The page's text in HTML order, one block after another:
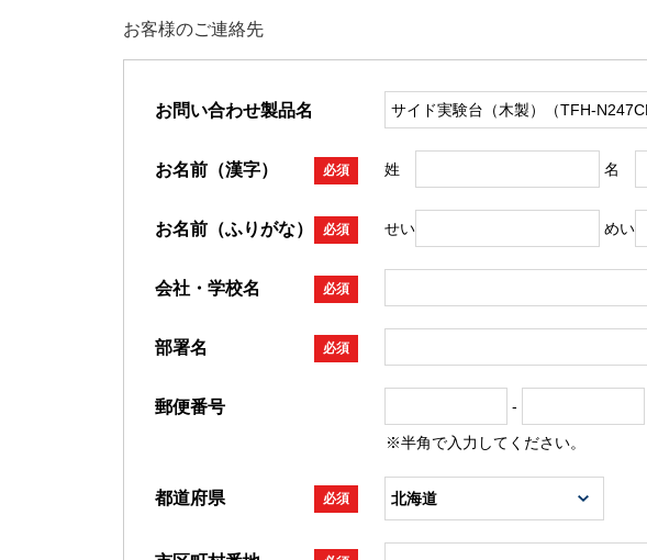
お客様のご連絡先
お問い合わせ製品名
お名前（漢字） 必須 姓 名
お名前（ふりがな） 必須 せい めい
会社・学校名 必須
部署名 必須
郵便番号 -
※半角で入力してください。
都道府県 必須